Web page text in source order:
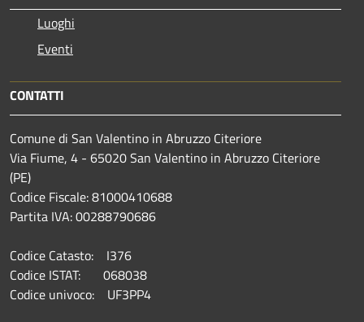
Luoghi
Eventi
CONTATTI
Comune di San Valentino in Abruzzo Citeriore
Via Fiume, 4 - 65020 San Valentino in Abruzzo Citeriore
(PE)
Codice Fiscale: 81000410688
Partita IVA: 00288790686
Codice Catasto: I376
Codice ISTAT: 068038
Codice univoco: UF3PP4